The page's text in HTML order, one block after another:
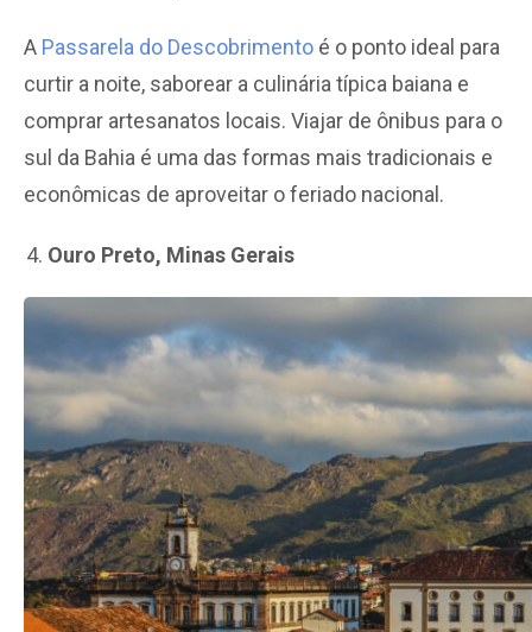
A Passarela do Descobrimento é o ponto ideal para
curtir a noite, saborear a culinária típica baiana e
comprar artesanatos locais. Viajar de ônibus para o
sul da Bahia é uma das formas mais tradicionais e
econômicas de aproveitar o feriado nacional.
Ouro Preto, Minas Gerais